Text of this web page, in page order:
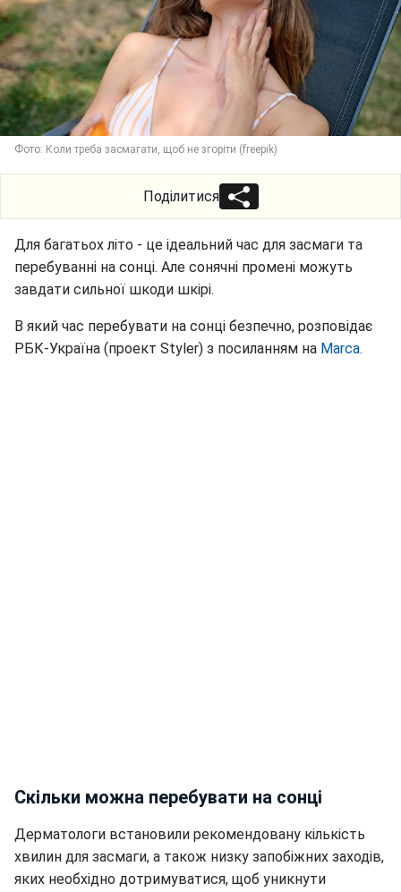
Фото: Коли треба засмагати, щоб не згоріти (freepik)
Поділитися
Для багатьох літо - це ідеальний час для засмаги та
перебуванні на сонці. Але сонячні промені можуть
завдати сильної шкоди шкірі.
В який час перебувати на сонці безпечно, розповідає
РБК-Україна (проект Styler) з посиланням на Marca.
Скільки можна перебувати на сонці
Дерматологи встановили рекомендовану кількість
хвилин для засмаги, а також низку запобіжних заходів,
яких необхідно дотримуватися, щоб уникнути